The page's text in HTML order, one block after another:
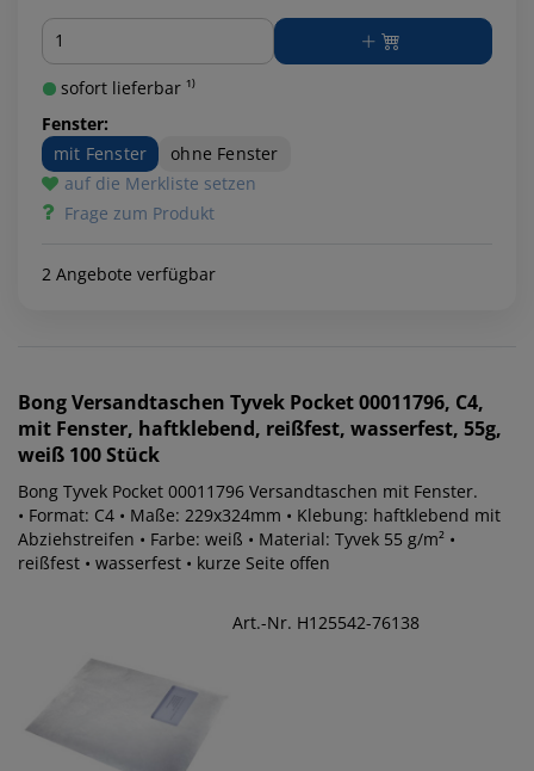
Menge
sofort lieferbar ¹⁾
Fenster:
mit Fenster
ohne Fenster
auf die Merkliste setzen
Frage zum Produkt
2 Angebote verfügbar
BongVersandtaschen Tyvek Pocket 00011796, C4,
mit Fenster, haftklebend, reißfest, wasserfest, 55g,
weiß 100 Stück
Bong Tyvek Pocket 00011796 Versandtaschen mit Fenster.
• Format: C4 • Maße: 229x324mm • Klebung: haftklebend mit
Abziehstreifen • Farbe: weiß • Material: Tyvek 55 g/m² •
reißfest • wasserfest • kurze Seite offen
Art.-Nr. H125542-76138